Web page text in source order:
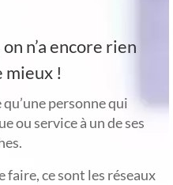
n’a encore rien
mieux !
qu’une personne qui
ou service à un de ses
faire, ce sont les réseaux